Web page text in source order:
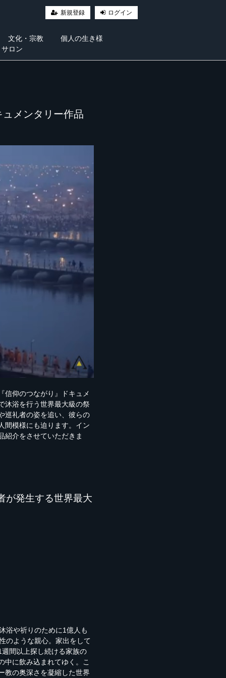
新規登録 ログイン
文化・宗教
個人の生き様
ロン
メンタリー作品
信仰のつながり』ドキュメ
沐浴を行う世界最大級の祭
巡礼者の姿を追い、彼らの
間模様にも迫ります。イン
紹介をさせていただきま
が発生する世界最大
浴や祈りのために1億人も
のような親心。家出をして
間以上探し続ける家族の
中に飲み込まれてゆく。こ
教の奥深さを凝縮した世界